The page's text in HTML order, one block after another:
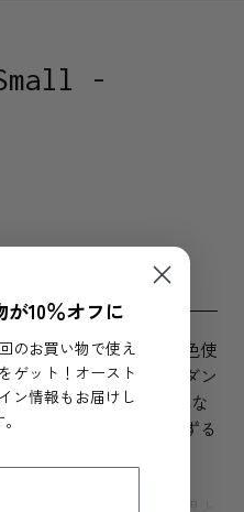
-
ングの街並みやその色使
チュリーのようなモダン
Lightlyの時代に流されな
美しさに、大いに通ずる
10％オフに
のお買い物で使え
ゲット！オースト
ン情報もお届けし